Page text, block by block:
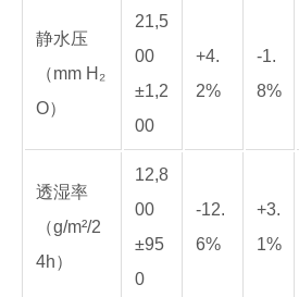
静水压
（mm H₂
O）
21,5
00
±1,2
00
+4.
2%
-1.
8%
透湿率
（g/m²/2
4h）
12,8
00
±95
0
-12.
6%
+3.
1%